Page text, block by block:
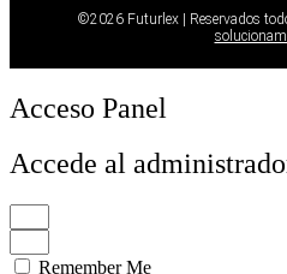
©2026 Futurlex | Reservados
Acceso Panel
Accede al
Remember Me